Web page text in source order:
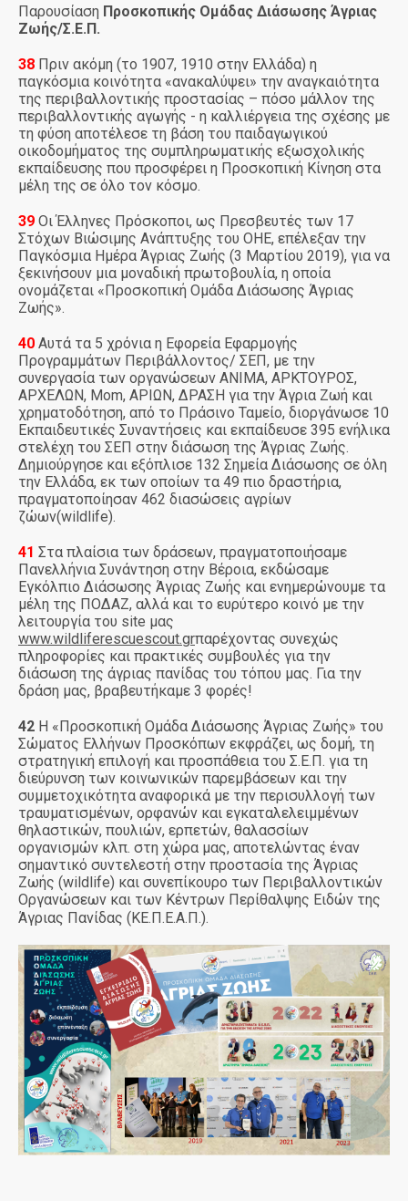
Παρουσίαση Προσκοπικής Ομάδας Διάσωσης Άγριας
Ζωής/Σ.Ε.Π.
38 Πριν ακόμη (το 1907, 1910 στην Ελλάδα) η
παγκόσμια κοινότητα «ανακαλύψει» την αναγκαιότητα
της περιβαλλοντικής προστασίας – πόσο μάλλον της
περιβαλλοντικής αγωγής - η καλλιέργεια της σχέσης με
τη φύση αποτέλεσε τη βάση του παιδαγωγικού
οικοδομήματος της συμπληρωματικής εξωσχολικής
εκπαίδευσης που προσφέρει η Προσκοπική Κίνηση στα
μέλη της σε όλο τον κόσμο.
39 Οι Έλληνες Πρόσκοποι, ως Πρεσβευτές των 17
Στόχων Βιώσιμης Ανάπτυξης του ΟΗΕ, επέλεξαν την
Παγκόσμια Ημέρα Άγριας Ζωής (3 Μαρτίου 2019), για να
ξεκινήσουν μια μοναδική πρωτοβουλία, η οποία
ονομάζεται «Προσκοπική Ομάδα Διάσωσης Άγριας
Ζωής».
40 Αυτά τα 5 χρόνια η Εφορεία Εφαρμογής
Προγραμμάτων Περιβάλλοντος/ ΣΕΠ, με την
συνεργασία των οργανώσεων ΑΝΙΜΑ, ΑΡΚΤΟΥΡΟΣ,
ΑΡΧΕΛΩΝ, Μοm, ΑΡΙΩΝ, ΔΡΑΣΗ για την Άγρια Ζωή και
χρηματοδότηση, από το Πράσινο Ταμείο, διοργάνωσε 10
Εκπαιδευτικές Συναντήσεις και εκπαίδευσε 395 ενήλικα
στελέχη του ΣΕΠ στην διάσωση της Άγριας Ζωής.
Δημιούργησε και εξόπλισε 132 Σημεία Διάσωσης σε όλη
την Ελλάδα, εκ των οποίων τα 49 πιο δραστήρια,
πραγματοποίησαν 462 διασώσεις αγρίων
ζώων(wildlife).
41 Στα πλαίσια των δράσεων, πραγματοποιήσαμε
Πανελλήνια Συνάντηση στην Βέροια, εκδώσαμε
Εγκόλπιο Διάσωσης Άγριας Ζωής και ενημερώνουμε τα
μέλη της ΠΟΔΑΖ, αλλά και το ευρύτερο κοινό με την
λειτουργία του site μας
www.wildliferescuescout.grπαρέχοντας συνεχώς
πληροφορίες και πρακτικές συμβουλές για την
διάσωση της άγριας πανίδας του τόπου μας. Για την
δράση μας, βραβευτήκαμε 3 φορές!
42 Η «Προσκοπική Ομάδα Διάσωσης Άγριας Ζωής» του
Σώματος Ελλήνων Προσκόπων εκφράζει, ως δομή, τη
στρατηγική επιλογή και προσπάθεια του Σ.Ε.Π. για τη
διεύρυνση των κοινωνικών παρεμβάσεων και την
συμμετοχικότητα αναφορικά με την περισυλλογή των
τραυματισμένων, ορφανών και εγκαταλελειμμένων
θηλαστικών, πουλιών, ερπετών, θαλασσίων
οργανισμών κλπ. στη χώρα μας, αποτελώντας έναν
σημαντικό συντελεστή στην προστασία της Άγριας
Ζωής (wildlife) και συνεπίκουρο των Περιβαλλοντικών
Οργανώσεων και των Κέντρων Περίθαλψης Ειδών της
Άγριας Πανίδας (ΚΕ.Π.Ε.Α.Π.).